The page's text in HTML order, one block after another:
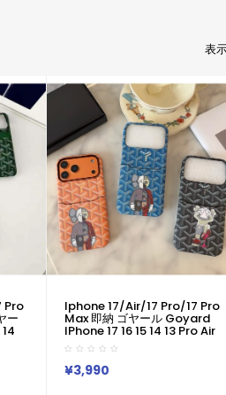
表
Pro
ー
Iphone 17/air/17 Pro/17 Pro
Max 即納 ゴヤール Goyard
IPhone 17 16 15 14 13 Pro Air
IPhone17 16 15 Pro 8 SE ケー
スゴヤール Goyard
IPhone17 Air 14 15 16 Pro
Maxケース 女子 かわいい お
¥3,990